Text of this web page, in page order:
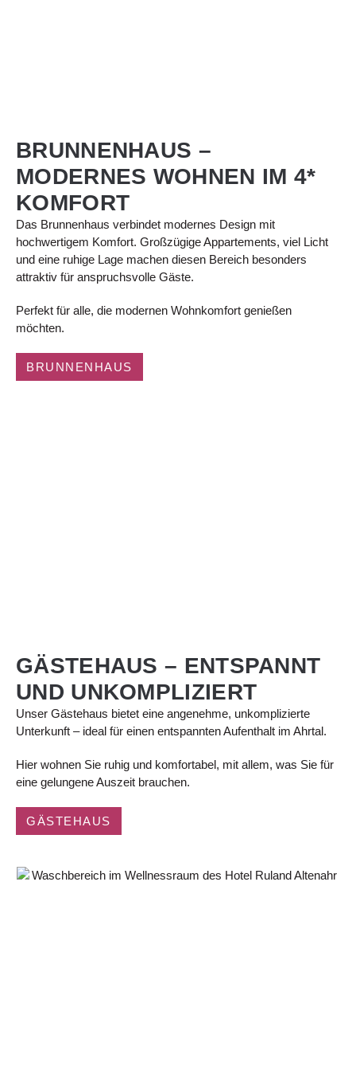
BRUNNENHAUS –
MODERNES WOHNEN IM 4*
KOMFORT
Das Brunnenhaus verbindet modernes Design mit
hochwertigem Komfort. Großzügige Appartements, viel Licht
und eine ruhige Lage machen diesen Bereich besonders
attraktiv für anspruchsvolle Gäste.
Perfekt für alle, die modernen Wohnkomfort genießen
möchten.
BRUNNENHAUS
GÄSTEHAUS – ENTSPANNT
UND UNKOMPLIZIERT
Unser Gästehaus bietet eine angenehme, unkomplizierte
Unterkunft – ideal für einen entspannten Aufenthalt im Ahrtal.
Hier wohnen Sie ruhig und komfortabel, mit allem, was Sie für
eine gelungene Auszeit brauchen.
GÄSTEHAUS